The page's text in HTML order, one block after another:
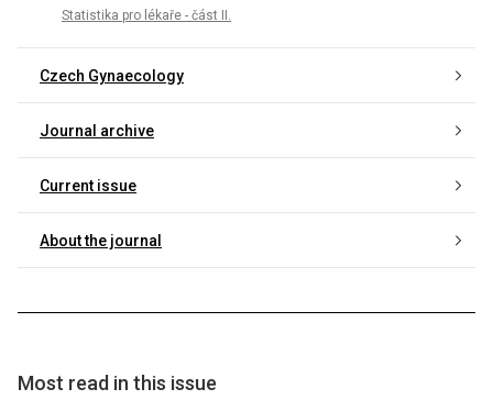
Statistika pro lékaře - část II.
Czech Gynaecology
Journal archive
Current issue
About the journal
Most read in this issue